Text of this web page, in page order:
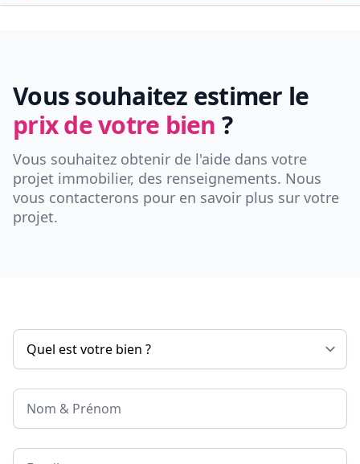
Vous souhaitez estimer le
prix de votre bien ?
Vous souhaitez obtenir de l'aide dans votre
projet immobilier, des renseignements. Nous
vous contacterons pour en savoir plus sur votre
projet.
Nom & Prénom
Email